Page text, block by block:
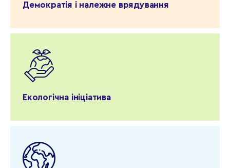
Демократія і належне врядування
Екологічна ініціатива